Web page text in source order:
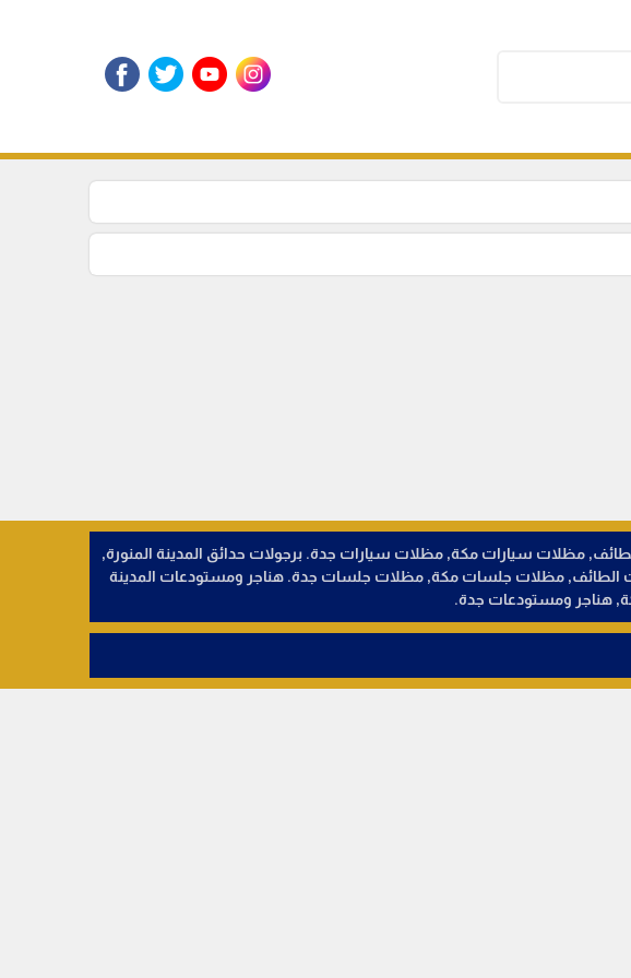
المدينة المنورة, مظلات سيارات الطائف, مظلات سيارات مكة, مظلات سيارات جدة. برجولات حدائق المدينة المنورة,
الطائف, مظلات جلسات مكة, مظلات جلسات جدة. هناجر ومستودعات المدينة
هناجر ومستودعات جدة.